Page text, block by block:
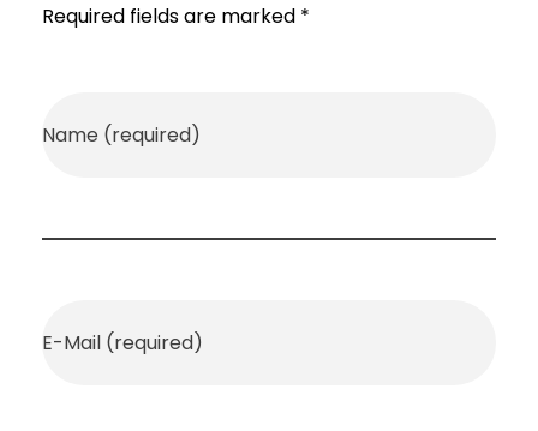
Required fields are marked *
Name (required)
E-Mail (required)